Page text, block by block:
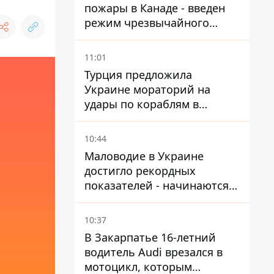
пожары в Канаде - введен
режим чрезвычайного
положения, выехали более
20 тысяч человек
11:01
Турция предложила
Украине мораторий на
удары по кораблям в
Черном море
10:44
Маловодие в Украине
достигло рекордных
показателей - начинаются
ограничения
водоснабжения
10:37
В Закарпатье 16-летний
водитель Audi врезался в
мотоцикл, которым